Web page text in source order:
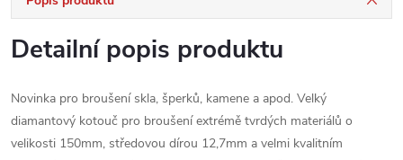
Detailní popis produktu
Novinka pro broušení skla, šperků, kamene a apod. Velký
diamantový kotouč pro broušení extrémě tvrdých materiálů o
velikosti 150mm, středovou dírou 12,7mm a velmi kvalitním